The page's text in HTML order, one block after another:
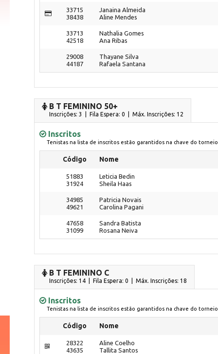
33715
38438
Janaina Almeida
Aline Mendes
33713
42518
Nathalia Gomes
Ana Ribas
29008
44187
Thayane Silva
Rafaela Santana
B T FEMININO 50+
Inscrições: 3 | Fila Espera: 0 | Máx. Inscrições: 12
Inscritos
Tenistas na lista de inscritos estão garantidos na chave do torneio
Código Nome
51883
31924
Leticia Bedin
Sheila Haas
34985
49621
Patricia Novais
Carolina Pagani
47658
31099
Sandra Batista
Rosana Neiva
B T FEMININO C
Inscrições: 14 | Fila Espera: 0 | Máx. Inscrições: 18
Inscritos
Tenistas na lista de inscritos estão garantidos na chave do torneio
Código Nome
28322
43635
Aline Coelho
Tallita Santos